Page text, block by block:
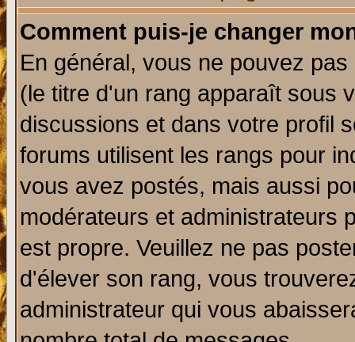
Comment puis-je changer
En général, vous ne pouvez
(le titre d'un rang apparaît sous
discussions et dans votre profil
forums utilisent les rangs pour
vous avez postés, mais aussi
modérateurs et administrateurs
est propre. Veuillez ne pas
d'élever son rang, vous
administrateur qui vous